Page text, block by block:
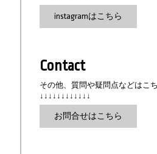
instagramはこちら
Contact
その他、質問や疑問点などはこ
↓↓↓↓↓↓↓↓↓↓↓↓
お問合せはこちら